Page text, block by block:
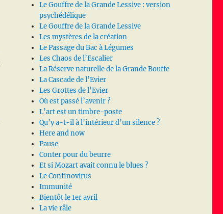
Le Gouffre de la Grande Lessive : version
psychédélique
Le Gouffre de la Grande Lessive
Les mystères de la création
Le Passage du Bac à Légumes
Les Chaos de l’Escalier
La Réserve naturelle de la Grande Bouffe
La Cascade de l’Evier
Les Grottes de l’Evier
Où est passé l’avenir ?
L’art est un timbre-poste
Qu’y a-t-il à l’intérieur d’un silence ?
Here and now
Pause
Conter pour du beurre
Et si Mozart avait connu le blues ?
Le Confinovirus
Immunité
Bientôt le 1er avril
La vie râle